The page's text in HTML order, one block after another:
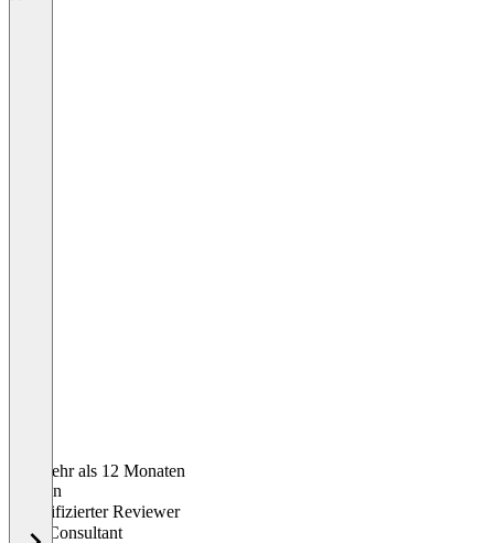
Vor mehr als 12 Monaten
Kathrin
Verifizierter Reviewer
SEO Consultant